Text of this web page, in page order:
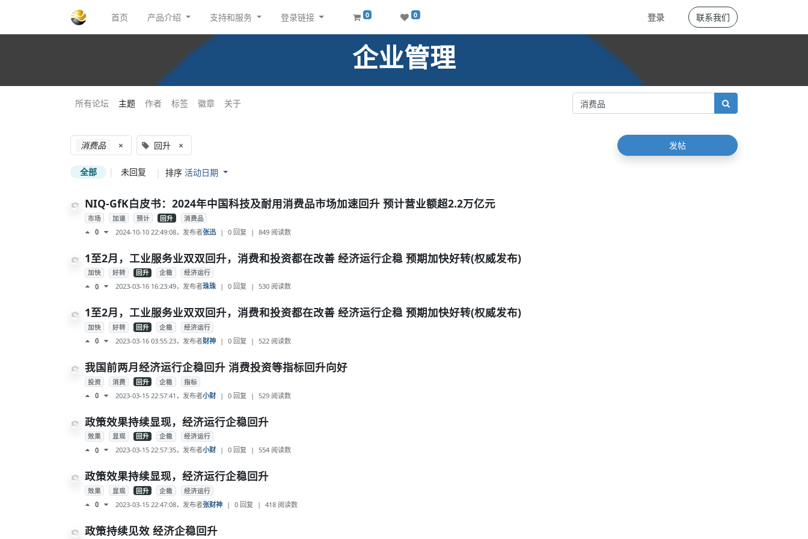
首页 产品介绍 支持和服务 登录链接 0 0 登录 联系我们
企业管理
所有论坛 主题 作者 标签 徽章 关于
消费品 × 回升 × 发帖
全部 | 未回复 | 排序 活动日期
NIQ-GfK白皮书：2024年中国科技及耐用消费品市场加速回升 预计营业额超2.2万亿元
市场 加速 预计 回升 消费品
0 2024-10-10 22:49:08，发布者张迅 | 0 回复 | 849 阅读数
1至2月，工业服务业双双回升，消费和投资都在改善 经济运行企稳 预期加快好转(权威发布)
加快 好转 回升 企稳 经济运行
0 2023-03-16 16:23:49，发布者珠珠 | 0 回复 | 530 阅读数
1至2月，工业服务业双双回升，消费和投资都在改善 经济运行企稳 预期加快好转(权威发布)
加快 好转 回升 企稳 经济运行
0 2023-03-16 03:55:23，发布者财神 | 0 回复 | 522 阅读数
我国前两月经济运行企稳回升 消费投资等指标回升向好
投资 消费 回升 企稳 指标
0 2023-03-15 22:57:41 ，发布者小财 | 0 回复 | 529 阅读数
政策效果持续显现，经济运行企稳回升
效果 显现 回升 企稳 经济运行
0 2023-03-15 22:57:35，发布者小财 | 0 回复 | 554阅读数
政策效果持续显现，经济运行企稳回升
效果 显现 回升 企稳 经济运行
0 2023-03-15 22:47:08，发布者张财神 | 0 回复 | 418 阅读数
政策持续见效 经济企稳回升